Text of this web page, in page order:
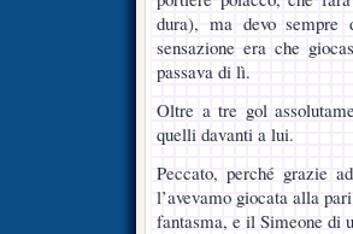
dura), ma devo
sensazione era che
passava di lì.
Oltre a tre gol
quelli davanti a lui.
Peccato, perché grazie
l’avevamo giocata alla
fantasma, e il Simeone di